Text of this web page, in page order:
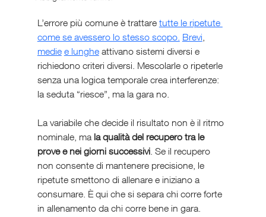
L’errore più comune è trattare tutte le ripetute
come se avessero lo stesso scopo. Brevi
medie e lunghe attivano sistemi diversi e
richiedono criteri diversi. Mescolarle o ripeterle
senza una logica temporale crea interferenze:
la seduta “riesce”, ma la gara no.
La variabile che decide il risultato non è il ritmo
nominale, ma la qualità del recupero tra le
prove e nei giorni successivi. Se il recupero
non consente di mantenere precisione, le
ripetute smettono di allenare e iniziano a
consumare. È qui che si separa chi corre forte
in allenamento da chi corre bene in gara.